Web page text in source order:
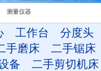
测量仪器
工作台
分度头
手磨床
二手锯床
备
二手剪切机床